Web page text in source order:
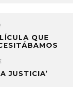
QUE
JUSTICIA’